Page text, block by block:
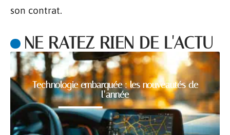
son contrat.
NE RATEZ RIEN DE L'ACTU
Technologie embarquée : les nouveautés de
l’année